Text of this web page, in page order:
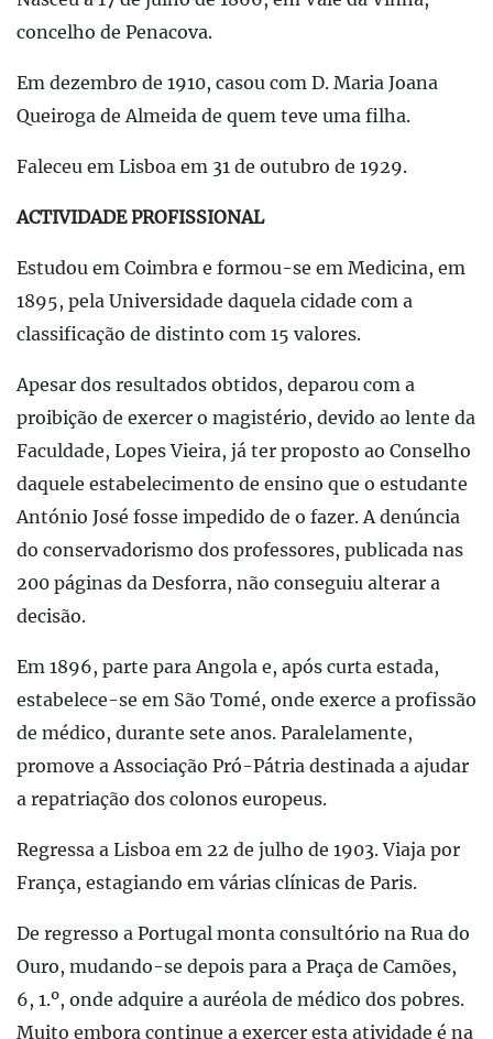
concelho de Penacova.
Em dezembro de 1910, casou com D. Maria Joana
Queiroga de Almeida de quem teve uma filha.
Faleceu em Lisboa em 31 de outubro de 1929.
ACTIVIDADE PROFISSIONAL
Estudou em Coimbra e formou-se em Medicina, em
1895, pela Universidade daquela cidade com a
classificação de distinto com 15 valores.
Apesar dos resultados obtidos, deparou com a
proibição de exercer o magistério, devido ao lente da
Faculdade, Lopes Vieira, já ter proposto ao Conselho
daquele estabelecimento de ensino que o estudante
António José fosse impedido de o fazer. A denúncia
do conservadorismo dos professores, publicada nas
200 páginas da Desforra, não conseguiu alterar a
decisão.
Em 1896, parte para Angola e, após curta estada,
estabelece-se em São Tomé, onde exerce a profissão
de médico, durante sete anos. Paralelamente,
promove a Associação Pró-Pátria destinada a ajudar
a repatriação dos colonos europeus.
Regressa a Lisboa em 22 de julho de 1903. Viaja por
França, estagiando em várias clínicas de Paris.
De regresso a Portugal monta consultório na Rua do
Ouro, mudando-se depois para a Praça de Camões,
6, 1.º, onde adquire a auréola de médico dos pobres.
Muito embora continue a exercer esta atividade é na